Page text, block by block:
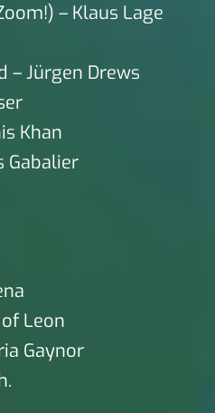
– Klaus Lage
– Jürgen Drews
Khan
Gabalier
Leon
Gaynor